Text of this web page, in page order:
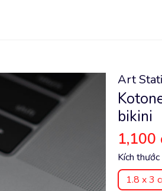
Art
bikini
1,100
Kích
1.8 x 3